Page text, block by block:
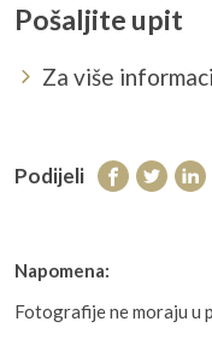
Pošaljite upit
Za više
Podijeli
Napomena:
Fotografije ne moraju u